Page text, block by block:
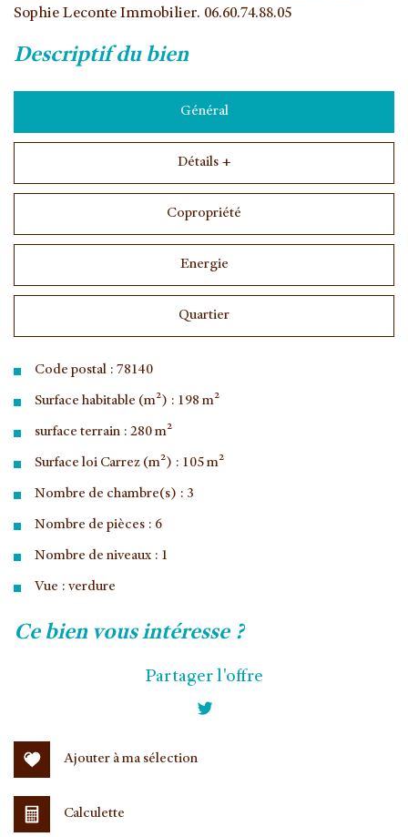
Sophie Leconte Immobilier. 06.60.74.88.05
descriptif du bien
Général
Détails +
Copropriété
Energie
Quartier
Code postal : 78140
Surface habitable (m²) : 198 m²
surface terrain : 280 m²
Surface loi Carrez (m²) : 105 m²
Nombre de chambre(s) : 3
Nombre de pièces : 6
Nombre de niveaux : 1
Vue : verdure
la ville de vélizy-villacoublay (78140)
ce bien vous intéresse ?
Partager l'offre
Ajouter à ma sélection
Calculette